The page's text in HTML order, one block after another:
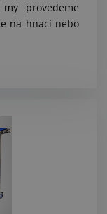
provedeme
na hnací nebo